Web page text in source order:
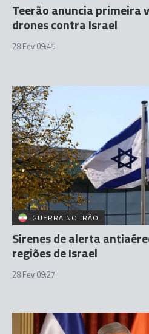
Teerão anuncia primeira
drones contra Israel
28 Fev 09:45
GUERRA NO IRÃO
Sirenes de alerta
regiões de Israel
28 Fev 09:27